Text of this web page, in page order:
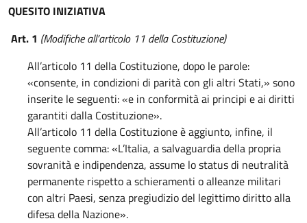
QUESITO INIZIATIVA
Art. 1 (Modifiche all’articolo 11 della Costituzione)
All’articolo 11 della Costituzione, dopo le parole:
«consente, in condizioni di parità con gli altri Stati,» sono
inserite le seguenti: «e in conformità ai principi e ai diritti
garantiti dalla Costituzione».
All’articolo 11 della Costituzione è aggiunto, infine, il
seguente comma: «L’Italia, a salvaguardia della propria
sovranità e indipendenza, assume lo status di neutralità
permanente rispetto a schieramenti o alleanze militari
con altri Paesi, senza pregiudizio del legittimo diritto alla
difesa della Nazione».